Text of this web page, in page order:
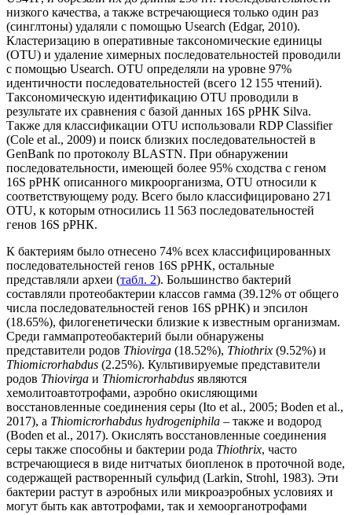
низкого качества, а также встречающиеся только один раз
(синглтоны) удаляли с помощью Usearch (Edgar, 2010).
Кластеризацию в оперативные таксономические единицы
(OTU) и удаление химерных последовательностей проводили
с помощью Usearch. OTU определяли на уровне 97%
идентичности последовательностей (всего 12 155 чтений).
Таксономическую идентификацию OTU проводили в
результате их сравнения с базой данных 16S рРНК Silva.
Также для классификации OTU использовали RDP Classifier
(Cole et al., 2009) и поиск близких последовательностей в
GenBank по протоколу BLASTN. При обнаружении
последовательности, имеющей более 95% сходства с геном
16S рРНК описанного микроорганизма, OTU относили к
соответствующему роду. Всего было классифицировано 271
OTU, к которым относились 11 563 последовательностей
генов 16S рРНК.
К бактериям было отнесено 74% всех классифицированных
последовательностей генов 16S рРНК, остальные
представляли археи (табл. 2). Большинство бактерий
составляли протеобактерии классов гамма (39.12% от общего
числа последовательностей генов 16S рРНК) и эпсилон
(18.65%), филогенетически близкие к известным организмам.
Среди гаммапротеобактерий были обнаружены
представители родов Thiovirga (18.52%), Thiothrix (9.52%) и
Thiomicrorhabdus (2.25%). Культивируемые представители
родов Thiovirga и Thiomicrorhabdus являются
хемолитоавтотрофами, аэробно окисляющими
восстановленные соединения серы (Ito et al., 2005; Boden et al.,
2017), а Thiomicrorhabdus hydrogeniphila – также и водород
(Boden et al., 2017). Окислять восстановленные соединения
серы также способны и бактерии рода Thiothrix, часто
встречающиеся в виде нитчатых биопленок в проточной воде,
содержащей растворенный сульфид (Larkin, Strohl, 1983). Эти
бактерии растут в аэробных или микроаэробных условиях и
могут быть как автотрофами, так и хемоорганотрофами